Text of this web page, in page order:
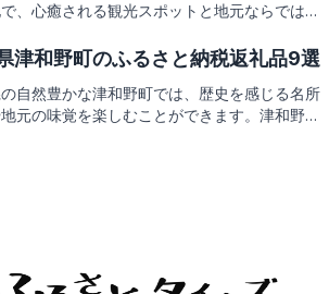
、心癒される観光スポットと地元ならではの
ふるさと納税の返礼品もお楽しみに。
津和野町のふるさと納税返礼品9選
自然豊かな津和野町では、歴史を感じる名所
元の味覚を楽しむことができます。津和野城